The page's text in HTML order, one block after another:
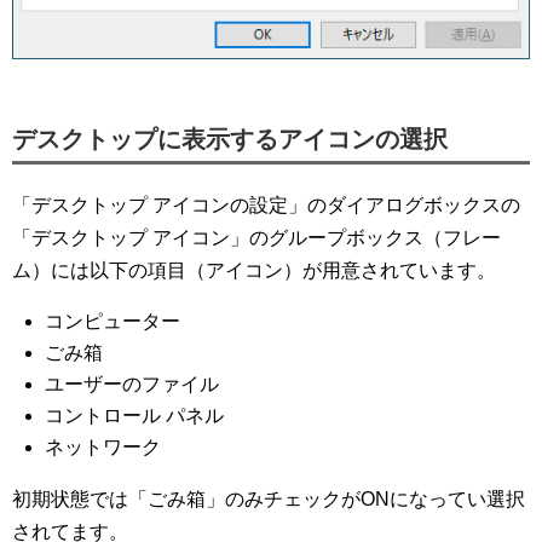
デスクトップに表示するアイコンの選択
「デスクトップ アイコンの設定」のダイアログボックスの
「デスクトップ アイコン」のグループボックス（フレー
ム）には以下の項目（アイコン）が用意されています。
コンピューター
ごみ箱
ユーザーのファイル
コントロール パネル
ネットワーク
初期状態では「ごみ箱」のみチェックがONになってい選択
されてます。